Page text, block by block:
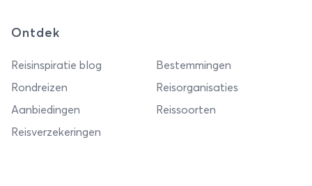
Ontdek
Reisinspiratie blog
Bestemmingen
Rondreizen
Reisorganisaties
Aanbiedingen
Reissoorten
Reisverzekeringen